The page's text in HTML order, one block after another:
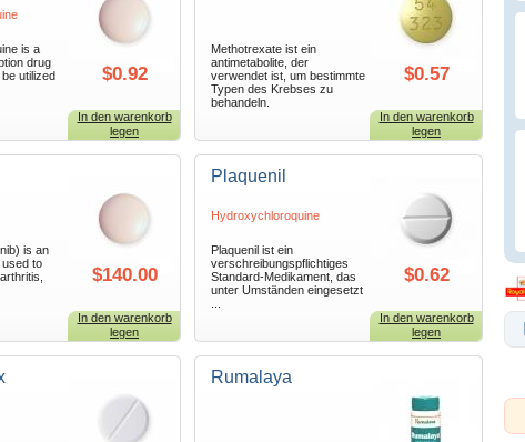
is a
drug
utilized
$0.92
In den warenkorb
legen
Methotrexate ist ein
antimetabolite, der
verwendet ist, um bestimmte
Typen des Krebses zu
behandeln.
$0.57
In den warenkorb
legen
is an
used to
$140.00
In den warenkorb
legen
Plaquenil
Hydroxychloroquine
Plaquenil ist ein
verschreibungspflichtiges
Standard-Medikament, das
unter Umständen eingesetzt
$0.62
In den warenkorb
legen
Rumalaya